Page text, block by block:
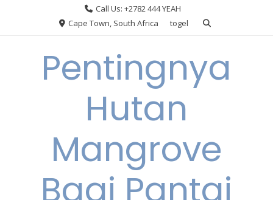
Call Us: +2782 444 YEAH
Cape Town, South Africa
togel
Pentingnya
Hutan
Mangrove
Bagi Pantai